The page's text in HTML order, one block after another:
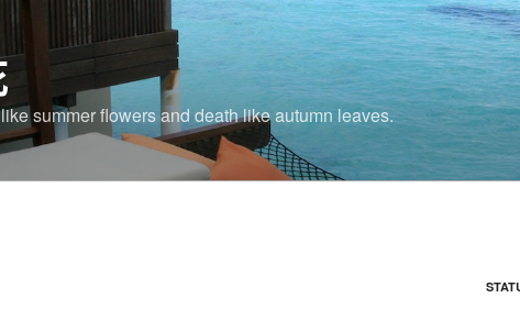
summer flowers and death like autumn leaves.